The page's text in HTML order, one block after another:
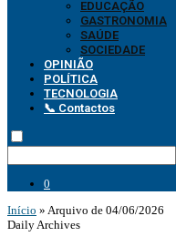
EDUCAÇÃO
GASTRONOMIA
SAÚDE
SOCIEDADE
OPINIÃO
POLÍTICA
TECNOLOGIA
📞 Contactos
0
Início » Arquivo de 04/06/2026
Daily Archives